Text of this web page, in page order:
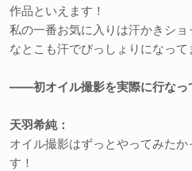
作品といえます！
私の一番お気に入りは汗かきシ
なとこも汗でびっしょりになって
――初オイル撮影を実際に行なっ
天羽希純：
オイル撮影はずっとやってみた
す！